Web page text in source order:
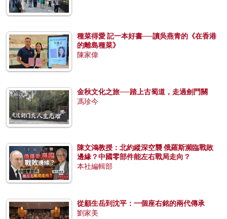
種菜得愛 記一本好書──讀吳燕青的《在香港
的離島種菜》
陳家偉
金秋文化之旅──踏上古蜀道，走過劍門關
馮珍今
陳文鴻教授：北約縱深空襲 俄羅斯瀕臨戰敗
邊緣？中國零部件能左右戰局走向？
本社編輯部
從顧生岳到沈平：一個座右銘的兩代傳承
劉家美